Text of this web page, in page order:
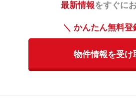
最新情報をすぐに
＼ かんたん無料登
物件情報を受け